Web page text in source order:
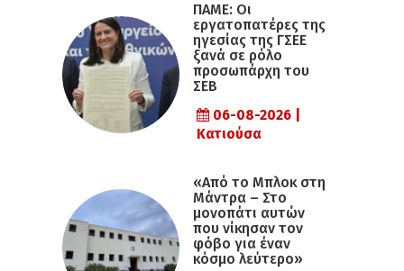
ΠΑΜΕ: Οι
εργατοπατέρες της
ηγεσίας της ΓΣΕΕ
ξανά σε ρόλο
προσωπάρχη του
ΣΕΒ
06-08-2026 |
Κατιούσα
«Από το Μπλοκ στη
Μάντρα – Στο
μονοπάτι αυτών
που νίκησαν τον
φόβο για έναν
κόσμο λεύτερο»